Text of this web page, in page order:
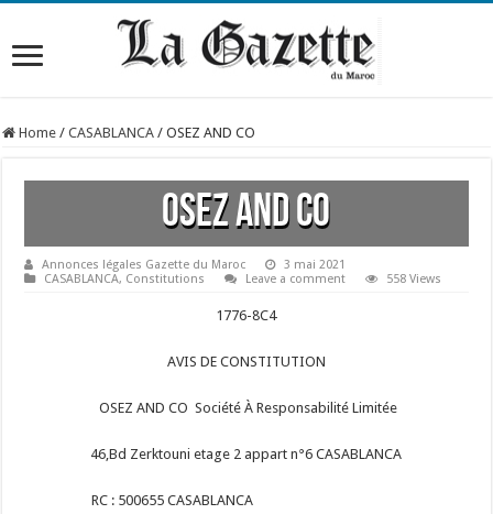
Home / CASABLANCA / OSEZ AND CO
OSEZ AND CO
Annonces légales Gazette du Maroc
3 mai 2021
CASABLANCA, Constitutions Leave a comment 558 Views
1776-8C4
AVIS DE CONSTITUTION
OSEZ AND CO Société À Responsabilité Limitée
46,Bd Zerktouni etage 2 appart n°6 CASABLANCA
RC : 500655 CASABLANCA